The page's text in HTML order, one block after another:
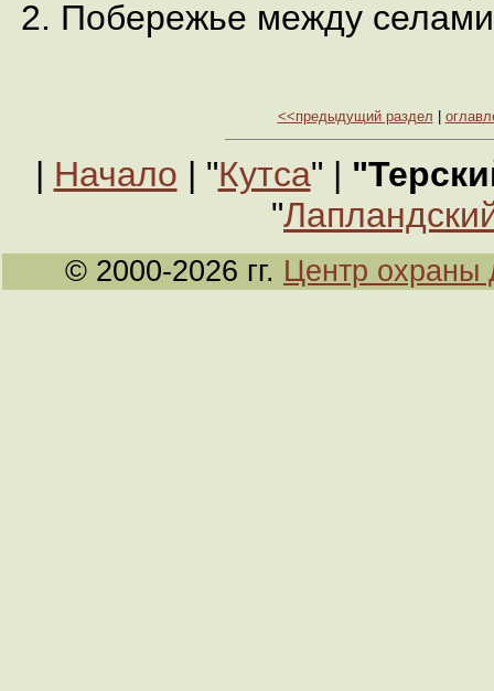
Побережье между
<<предыдущий раздел
| Начало | "Кутса" |
"
© 2000-2026 гг. Центр охраны